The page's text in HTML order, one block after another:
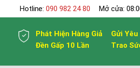
Hotline:090 982 24 80 Mở cửa:
Phát Hiện Hàng Giả
Đền Gấp 10 Lần
Gửi
Trao